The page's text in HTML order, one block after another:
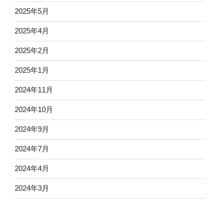
2025年5月
2025年4月
2025年2月
2025年1月
2024年11月
2024年10月
2024年9月
2024年7月
2024年4月
2024年3月